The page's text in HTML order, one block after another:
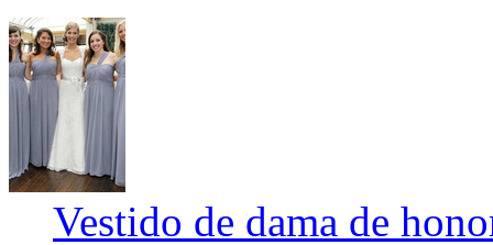
Vestido de dama de